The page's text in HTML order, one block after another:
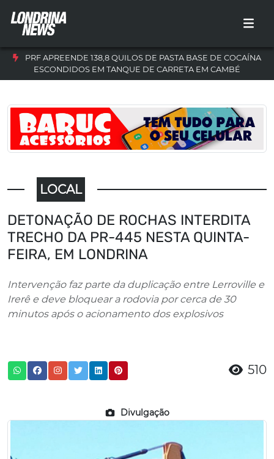
PRF APREENDE 138,8 QUILOS DE PASTA BASE DE COCAÍNA
ESCONDIDOS EM TANQUE DE CARRETA EM CAMBÉ
LOCAL
DETONAÇÃO DE ROCHAS INTERDITA
TRECHO DA PR-445 NESTA QUINTA-
FEIRA, EM LONDRINA
Intervenção faz parte da duplicação entre Lerroville e
Irerê e deve bloquear a rodovia por cerca de 30
minutos após o acionamento dos explosivos
510
Divulgação